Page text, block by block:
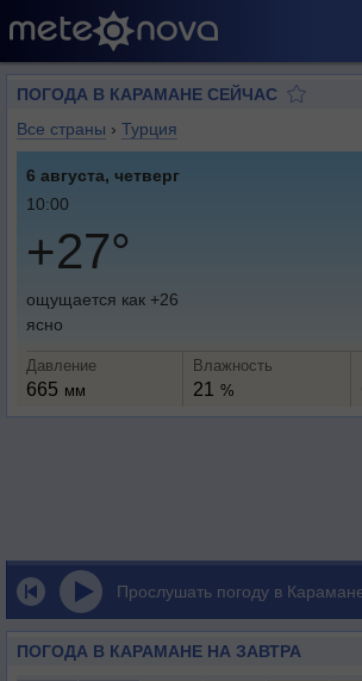
ПОГОДА В КАРАМАНЕ СЕЙЧАС
Все страны › Турция
6 августа, четверг
10:00
+27°
ощущается как +26
ясно
Давление
665 мм
Влажность
21 %
Прослушать погоду в
ПОГОДА В КАРАМАНЕ НА ЗАВТРА